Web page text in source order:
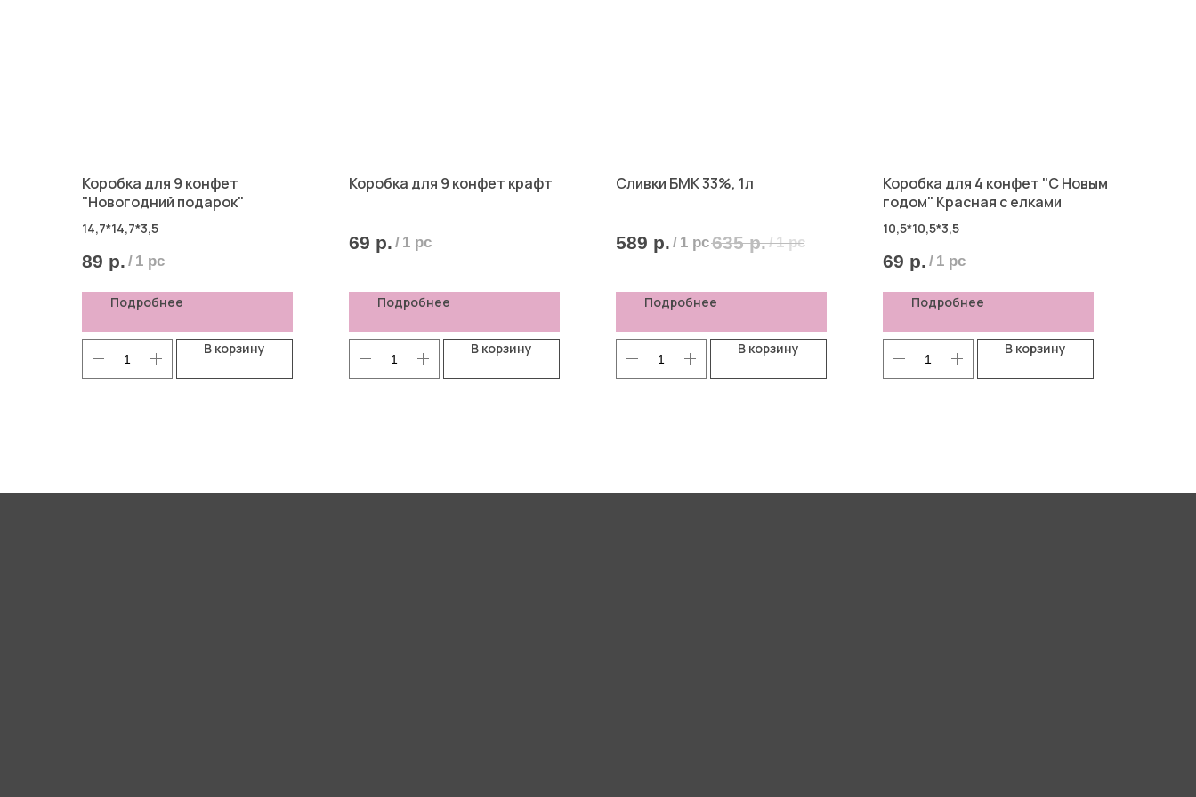
Коробка для 9 конфет
"Новогодний подарок"
14,7*14,7*3,5
89 р. / 1 pc
Подробнее
В корзину
Коробка для 9 конфет крафт
69 р. / 1 pc
Подробнее
В корзину
Сливки БМК 33%, 1л
589 р. / 1 pc635 р./1 pc
Подробнее
В корзину
Коробка для 4 конфет "С Новым
годом" Красная с елками
10,5*10,5*3,5
69 р. / 1 pc
Подробнее
В корзину